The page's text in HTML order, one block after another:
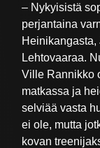
– Nykyisistä
perjantaina
Heinikangasta,
Lehtovaaraa.
Ville Rannikko
matkassa ja
selviää vasta
ei ole, mutta
kovan